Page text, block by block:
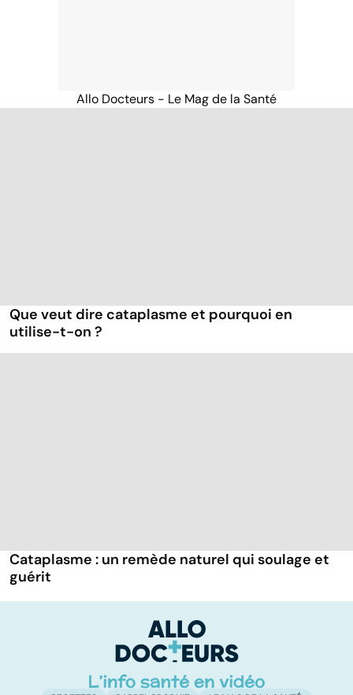
Allo Docteurs - Le Mag de la Santé
Que veut dire cataplasme et pourquoi en
utilise-t-on ?
Cataplasme : un remède naturel qui soulage et
guérit